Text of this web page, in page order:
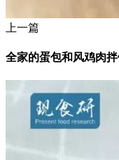
上一篇
全家的蛋包和风鸡肉